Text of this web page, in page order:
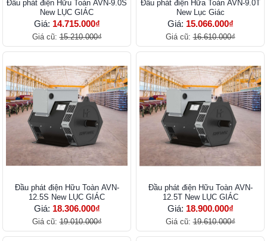
Đầu phát điện Hữu Toàn AVN-9.0S
New LỤC GIÁC
Giá: 14.715.000₫
Giá cũ:15.210.000₫
Đầu phát điện Hữa Toàn AVN-9.0T
New Lục Giác
Giá: 15.066.000₫
Giá cũ:16.610.000₫
Đầu phát điện Hữu Toàn AVN-
12.5S New LỤC GIÁC
Giá: 18.306.000₫
Giá cũ:19.010.000₫
Đầu phát điện Hữu Toàn AVN-
12.5T New LỤC GIÁC
Giá: 18.900.000₫
Giá cũ:19.610.000₫